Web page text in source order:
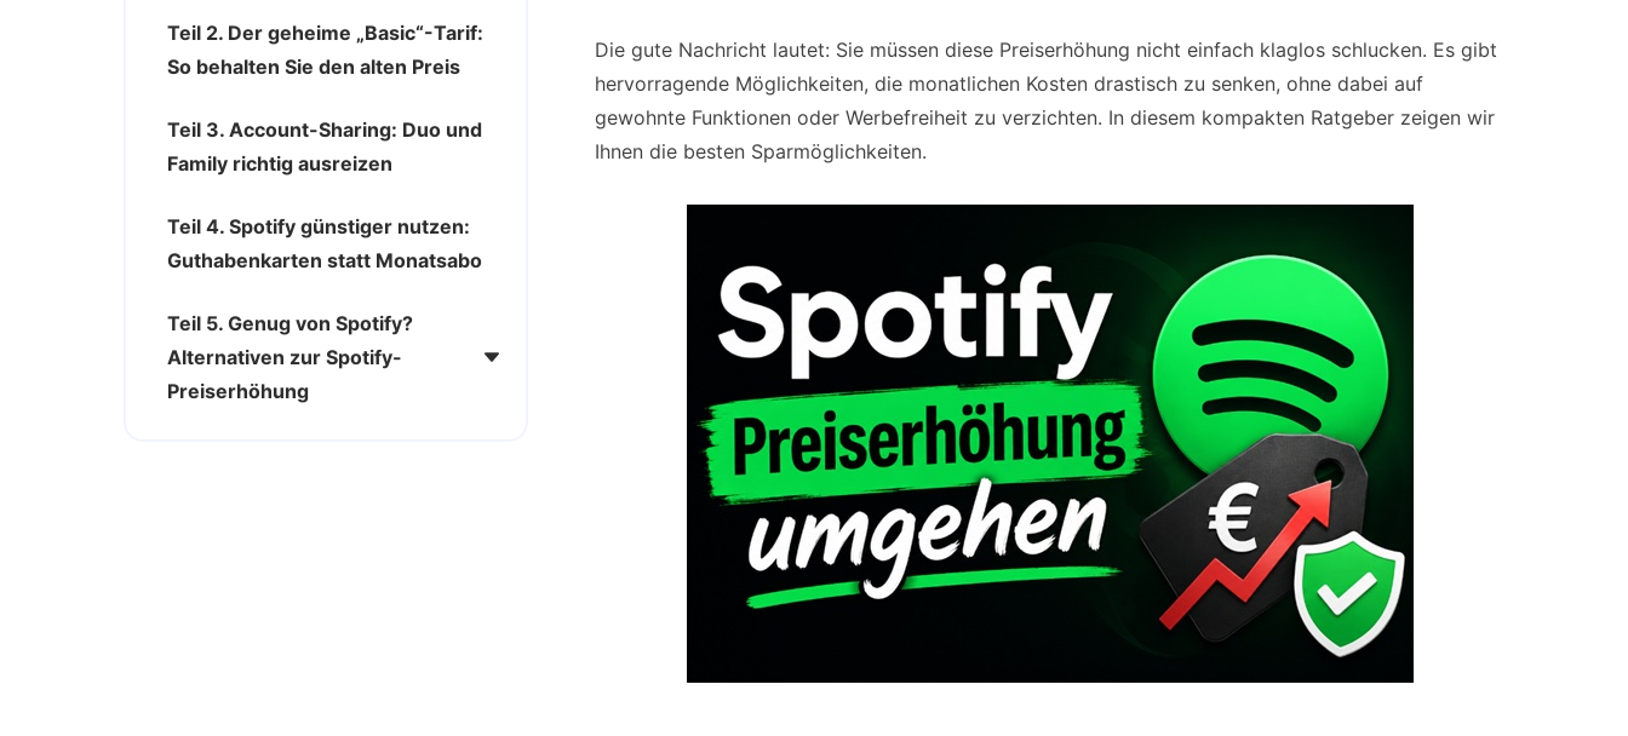
Teil 2. Der geheime „Basic“-Tarif:
So behalten Sie den alten Preis
Teil 3. Account-Sharing: Duo und
Family richtig ausreizen
Teil 4. Spotify günstiger nutzen:
Guthabenkarten statt Monatsabo
Teil 5. Genug von Spotify?
Alternativen zur Spotify-
Preiserhöhung
Die gute Nachricht lautet: Sie müssen diese Preiserhöhung nicht einfach klaglos schlucken. Es gibt
hervorragende Möglichkeiten, die monatlichen Kosten drastisch zu senken, ohne dabei auf
gewohnte Funktionen oder Werbefreiheit zu verzichten. In diesem kompakten Ratgeber zeigen wir
Ihnen die besten Sparmöglichkeiten.